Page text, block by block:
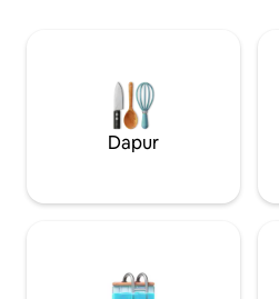
keluarga, pasangan dan rakan-
yang mencari alam semula jadi,
dan kenangan yang tidak dapat
Dapur